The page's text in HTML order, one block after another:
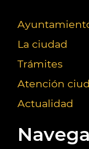
La ciudad
Trámites
Atención
Actualidad